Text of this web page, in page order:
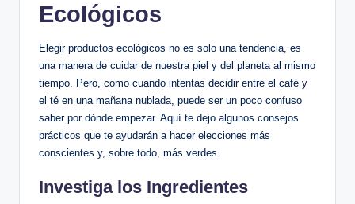
Ecológicos
Elegir productos ecológicos no es solo una tendencia, es
una manera de cuidar de nuestra piel y del planeta al mismo
tiempo. Pero, como cuando intentas decidir entre el café y
el té en una mañana nublada, puede ser un poco confuso
saber por dónde empezar. Aquí te dejo algunos consejos
prácticos que te ayudarán a hacer elecciones más
conscientes y, sobre todo, más verdes.
Investiga los Ingredientes